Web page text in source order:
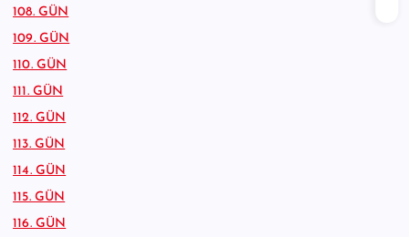
108. GÜN
109. GÜN
110. GÜN
111. GÜN
112. GÜN
113. GÜN
114. GÜN
115. GÜN
116. GÜN